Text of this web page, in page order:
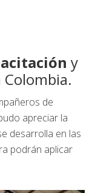
y
Colombia.
de
apreciar la
desarrolla en las
podrán aplicar